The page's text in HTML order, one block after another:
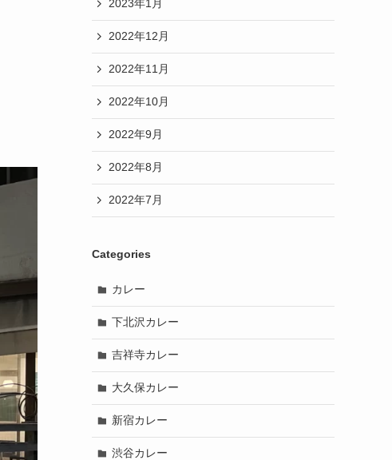
2023年1月
2022年12月
2022年11月
2022年10月
2022年9月
2022年8月
2022年7月
Categories
カレー
下北沢カレー
吉祥寺カレー
大久保カレー
新宿カレー
渋谷カレー